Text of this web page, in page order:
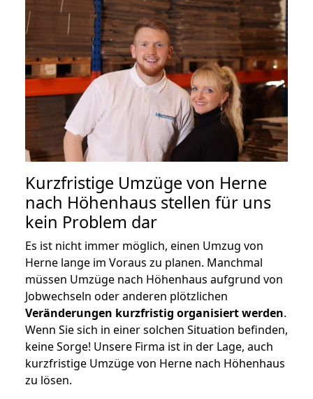
Kurzfristige Umzüge von Herne
nach Höhenhaus stellen für uns
kein Problem dar
Es ist nicht immer möglich, einen Umzug von
Herne lange im Voraus zu planen. Manchmal
müssen Umzüge nach Höhenhaus aufgrund von
Jobwechseln oder anderen plötzlichen
Veränderungen kurzfristig organisiert werden.
Wenn Sie sich in einer solchen Situation befinden,
keine Sorge! Unsere Firma ist in der Lage, auch
kurzfristige Umzüge von Herne nach Höhenhaus
zu lösen.